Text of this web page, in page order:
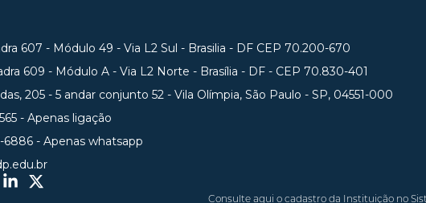
607 - Módulo 49 - Via L2 Sul - Brasilia - DF CEP 70.200-670
609 - Módulo A - Via L2 Norte - Brasília - DF - CEP 70.830-401
205 - 5 andar conjunto 52 - Vila Olímpia, São Paulo - SP, 04551-000
- Apenas ligação
6886 - Apenas whatsapp
Consulte aqui o cadastro da Instituição no